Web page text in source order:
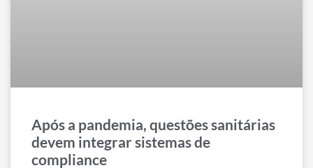
Após a pandemia, questões sanitárias
devem integrar sistemas de
compliance